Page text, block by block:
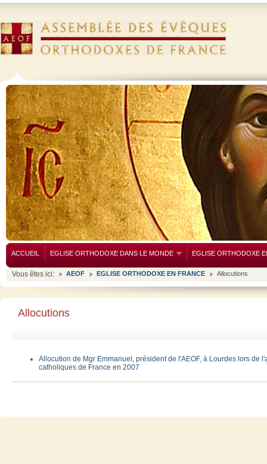
ACCUEIL EGLISE ORTHODOXE DANS LE MONDE EGLISE ORTHODOXE
Vous êtes ici: AEOF EGLISE ORTHODOXE EN FRANCE Allocutions
Allocutions
Allocution de Mgr Emmanuel, président de l'AEOF, à Lourdes lors de
catholiques de France en 2007